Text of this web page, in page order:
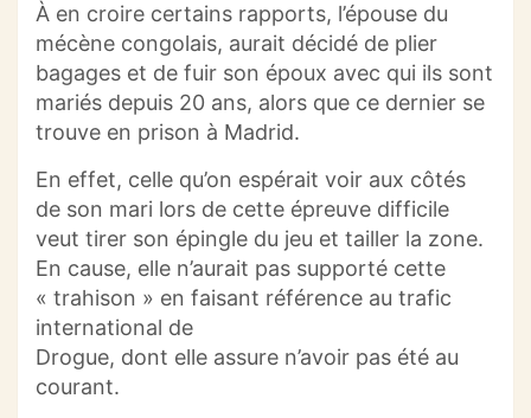
À en croire certains rapports, l’épouse du
mécène congolais, aurait décidé de plier
bagages et de fuir son époux avec qui ils sont
mariés depuis 20 ans, alors que ce dernier se
trouve en prison à Madrid.
En effet, celle qu’on espérait voir aux côtés
de son mari lors de cette épreuve difficile
veut tirer son épingle du jeu et tailler la zone.
En cause, elle n’aurait pas supporté cette
« trahison » en faisant référence au trafic
international de
Drogue, dont elle assure n’avoir pas été au
courant.